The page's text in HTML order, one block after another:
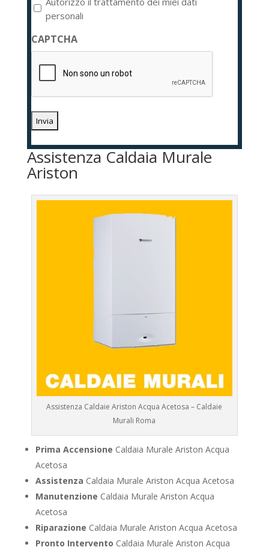
sulla
privacy
*
personali
CAPTCHA
Assistenza Caldaia Murale
Ariston
Assistenza Caldaie Ariston Acqua Acetosa – Caldaie
Murali Roma
Prima Accensione Caldaia Murale Ariston Acqua
Acetosa
Assistenza Caldaia Murale Ariston Acqua Acetosa
Manutenzione Caldaia Murale Ariston Acqua
Acetosa
Riparazione Caldaia Murale Ariston Acqua Acetosa
Pronto Intervento Caldaia Murale Ariston Acqua